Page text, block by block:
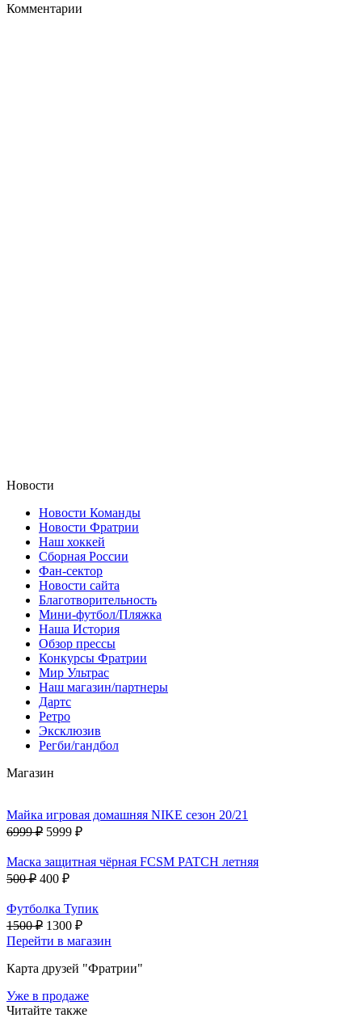
Комментарии
Новости
Новости Команды
Новости Фратрии
Наш хоккей
Сборная России
Фан-cектор
Новости сайта
Благотворительность
Мини-футбол/Пляжка
Наша История
Обзор прессы
Конкурсы Фратрии
Мир Ультрас
Наш магазин/партнеры
Дартс
Ретро
Эксклюзив
Регби/гандбол
Магазин
Майка игровая домашняя NIKE сезон 20/21
6999 ₽ 5999 ₽
Маска защитная чёрная FCSM PATCH летняя
500 ₽ 400 ₽
Футболка Тупик
1500 ₽ 1300 ₽
Перейти в магазин
Карта друзей "Фратрии"
Уже в продаже
Читайте также